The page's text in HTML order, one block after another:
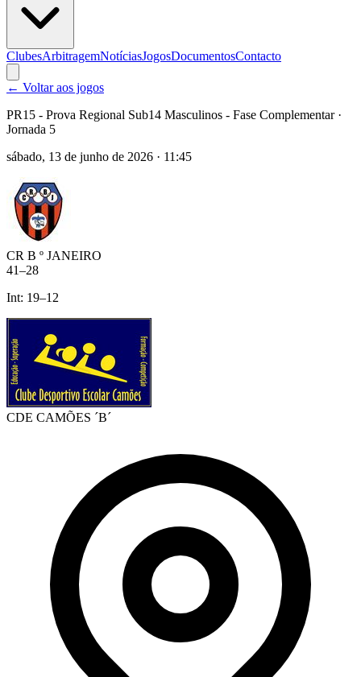
ClubesArbitragemNotíciasJogosDocumentosContacto
← Voltar aos jogos
PR15 - Prova Regional Sub14 Masculinos - Fase Complementar·
Jornada 5
sábado, 13 de junho de 2026 · 11:45
CR B º JANEIRO
41–28
Int: 19–12
CDE CAMÕES ´B´